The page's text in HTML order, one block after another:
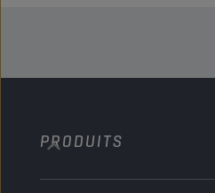
PRODUITS